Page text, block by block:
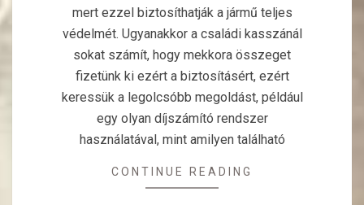
mert ezzel biztosíthatják a jármű teljes
védelmét. Ugyanakkor a családi kasszánál
sokat számít, hogy mekkora összeget
fizetünk ki ezért a biztosításért, ezért
keressük a legolcsóbb megoldást, például
egy olyan díjszámító rendszer
használatával, mint amilyen található
CONTINUE READING